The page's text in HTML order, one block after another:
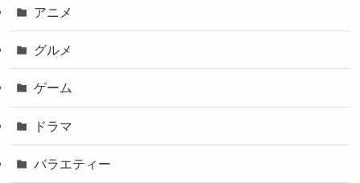
アニメ
グルメ
ゲーム
ドラマ
バラエティー